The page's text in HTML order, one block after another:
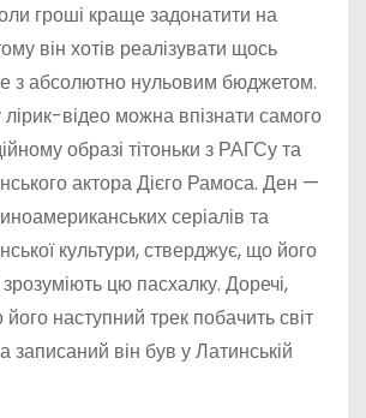
гроші краще задонатити на
він хотів реалізувати щось
з абсолютно нульовим бюджетом.
відео можна впізнати самого
образі тітоньки з РАГСу та
актора Дієго Рамоса. Ден —
серіалів та
культури, стверджує, що його
зрозуміють цю пасхалку. Доречі,
наступний трек побачить світ
записаний він був у Латинській